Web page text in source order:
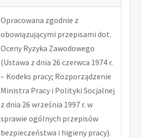
Opracowana zgodnie z
obowiązującymi przepisami dot.
Oceny Ryzyka Zawodowego
(Ustawa z dnia 26 czerwca 1974 r.
– Kodeks pracy; Rozporządzenie
Ministra Pracy i Polityki Socjalnej
z dnia 26 września 1997 r. w
sprawie ogólnych przepisów
bezpieczeństwa i higieny pracy).